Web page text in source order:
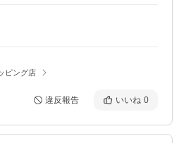
ピング店
違反報告 いいね 0